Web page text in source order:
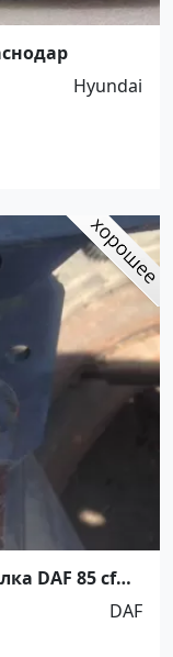
Hyundai
DAF 85 cf
DAF